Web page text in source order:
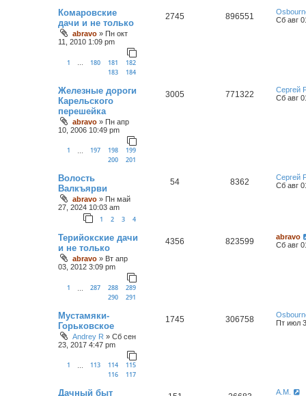
Комаровские
дачи и не только
abravo » Пн окт
11, 2010 1:09 pm
1 … 180 181
182
183
184
2745 896551
Сб авг
Железные дороги
Карельского
перешейка
abravo » Пн апр
10, 2006 10:49 pm
1 197 198
199
200
201
3005 771322
Сергей
Сб авг
Волость
Валкъярви
abravo » Пн май
27, 2024 10:03 am
1 2 3 4
54 8362
Сергей
Сб авг
Терийокские дачи
и не только
abravo » Вт апр
03, 2012 3:09 pm
1 287 288
289
290
291
4356 823599
abravo
Сб авг
Мустамяки-
Горьковское
Andrey R » Сб сен
23, 2017 4:47 pm
1 113 114
115
116
117
1745 306758
Пт июл
Дачный быт
А.М.